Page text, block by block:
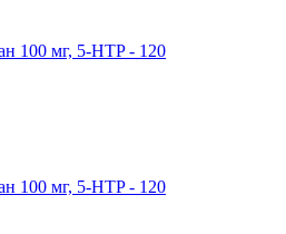
100 мг, 5-HTP - 120
100 мг, 5-HTP - 120